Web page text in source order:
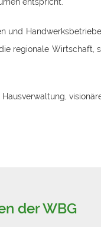
und
regionale Wirtschaft,
der WBG